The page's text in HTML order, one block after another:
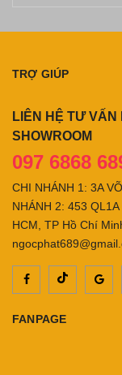
TRỢ GIÚP
LIÊN HỆ TƯ VẤN
SHOWROOM
097 6868
CHI NHÁNH 1: 3A
NHÁNH 2: 453
HCM, TP Hồ Chí
FANPAGE